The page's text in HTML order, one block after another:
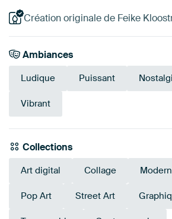
Création originale de Feike
Ambiances
Ludique Puissant
Vibrant
Collections
Art digital Collage
Pop Art Street Art